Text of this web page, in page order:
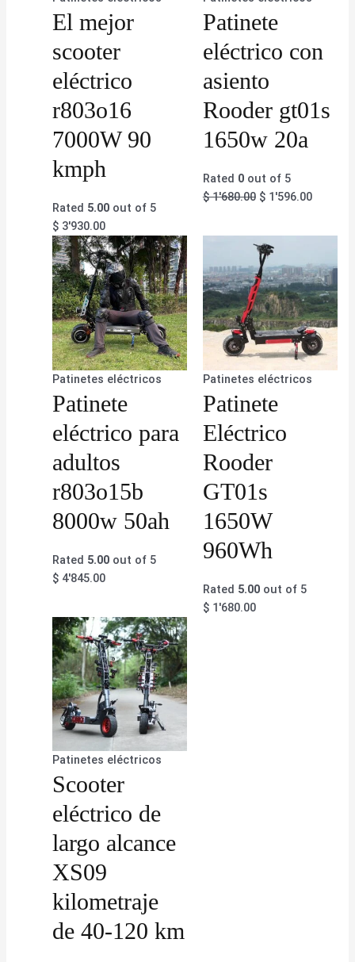
El mejor
scooter
eléctrico
r803o16
7000W 90
kmph
Rated 5.00 out of 5
$ 3'930.00
Patinete
eléctrico con
asiento
Rooder gt01s
1650w 20a
Rated 0out of 5
$1'680.00 $1'596.00
Patinetes eléctricos
Patinete
eléctrico para
adultos
r803o15b
8000w 50ah
Rated 5.00 out of 5
$ 4'845.00
Patinetes eléctricos
Patinete
Eléctrico
Rooder
GT01s
1650W
960Wh
Rated 5.00out of 5
$1'680.00
Patinetes eléctricos
Scooter
eléctrico de
largo alcance
XS09
kilometraje
de 40-120 km